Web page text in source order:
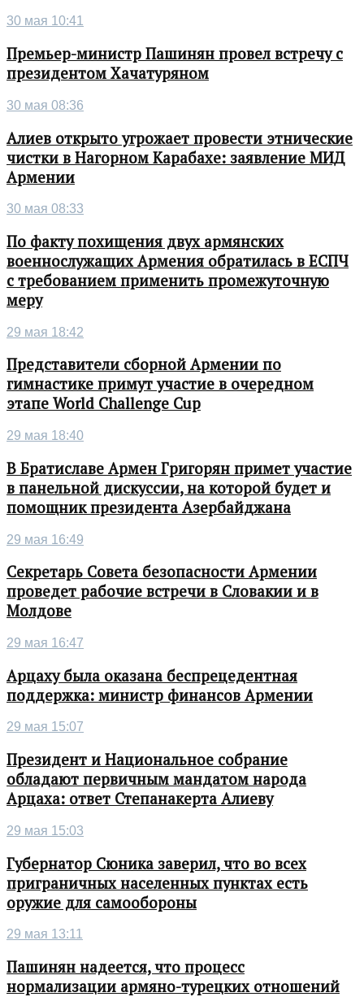
30 мая 10:41
Премьер-министр Пашинян провел встречу с
президентом Хачатуряном
30 мая 08:36
Алиев открыто угрожает провести этнические
чистки в Нагорном Карабахе: заявление МИД
Армении
30 мая 08:33
По факту похищения двух армянских
военнослужащих Армения обратилась в ЕСПЧ
с требованием применить промежуточную
меру
29 мая 18:42
Представители сборной Армении по
гимнастике примут участие в очередном
этапе World Challenge Cup
29 мая 18:40
В Братиславе Армен Григорян примет участие
в панельной дискуссии, на которой будет и
помощник президента Азербайджана
29 мая 16:49
Секретарь Совета безопасности Армении
проведет рабочие встречи в Словакии и в
Молдове
29 мая 16:47
Арцаху была оказана беспрецедентная
поддержка: министр финансов Армении
29 мая 15:07
Президент и Национальное собрание
обладают первичным мандатом народа
Арцаха: ответ Степанакерта Алиеву
29 мая 15:03
Губернатор Сюника заверил, что во всех
приграничных населенных пунктах есть
оружие для самообороны
29 мая 13:11
Пашинян надеется, что процесс
нормализации армяно-турецких отношений